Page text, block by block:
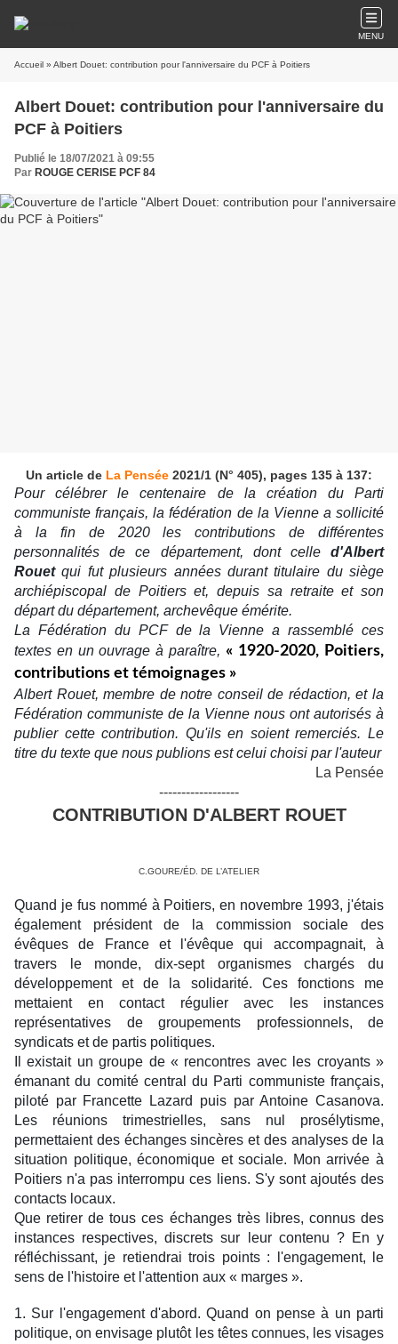
MENU
Accueil » Albert Douet: contribution pour l'anniversaire du PCF à Poitiers
Albert Douet: contribution pour l'anniversaire du
PCF à Poitiers
Publié le 18/07/2021 à 09:55
Par ROUGE CERISE PCF 84
Un article de La Pensée 2021/1 (N° 405), pages 135 à 137:
Pour célébrer le centenaire de la création du Parti
communiste français, la fédération de la Vienne a sollicité
à la fin de 2020 les contributions de différentes
personnalités de ce département, dont celle d'Albert
Rouetqui fut plusieurs années durant titulaire du siège
archiépiscopal de Poitiers et, depuis sa retraite et son
départ du département, archevêque émérite.
La Fédération du PCF de la Vienne a rassemblé ces
textes en un ouvrage à paraître, « 1920-2020, Poitiers,
contributions et témoignages »
Albert Rouet, membre de notre conseil de rédaction, et la
Fédération communiste de la Vienne nous ont autorisés à
publier cette contribution. Qu'ils en soient remerciés. Le
titre du texte que nous publions est celui choisi par l'auteur
La Pensée
------------------
CONTRIBUTION D'ALBERT ROUET
C.GOURE/ÉD. DE L’ATELIER
Quand je fus nommé à Poitiers, en novembre 1993, j'étais
également président de la commission sociale des
évêques de France et l'évêque qui accompagnait, à
travers le monde, dix-sept organismes chargés du
développement et de la solidarité. Ces fonctions me
mettaient en contact régulier avec les instances
représentatives de groupements professionnels, de
syndicats et de partis politiques.
Il existait un groupe de « rencontres avec les croyants »
émanant du comité central du Parti communiste français,
piloté par Francette Lazard puis par Antoine Casanova.
Les réunions trimestrielles, sans nul prosélytisme,
permettaient des échanges sincères et des analyses de la
situation politique, économique et sociale. Mon arrivée à
Poitiers n'a pas interrompu ces liens. S'y sont ajoutés des
contacts locaux.
Que retirer de tous ces échanges très libres, connus des
instances respectives, discrets sur leur contenu ? En y
réfléchissant, je retiendrai trois points : l'engagement, le
sens de l'histoire et l'attention aux « marges ».
1. Sur l'engagement d'abord. Quand on pense à un parti
politique, on envisage plutôt les têtes connues, les visages